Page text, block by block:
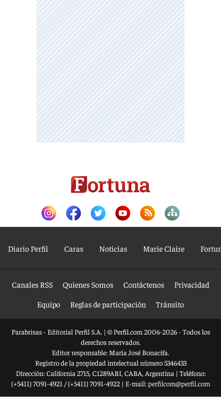
Diario Perfil Caras Noticias Marie Claire
Canales RSS Quienes Somos Contáctenos
Privacidad
Equipo
Reglas de participación Tránsito
Parabrisas - Editorial Perfil S.A. | © Perfil.com 2006-2026 - Todos los
derechos reservados.
Editor responsable: María José Bonacifa.
Registro de la propiedad intelectual número 5346433
Dirección:California 2715, C1289ABI, CABA, Argentina | Teléfono:
(+5411) 7091-4921 /(+5411) 7091-4922| E-mail:perfilcom@perfil.com